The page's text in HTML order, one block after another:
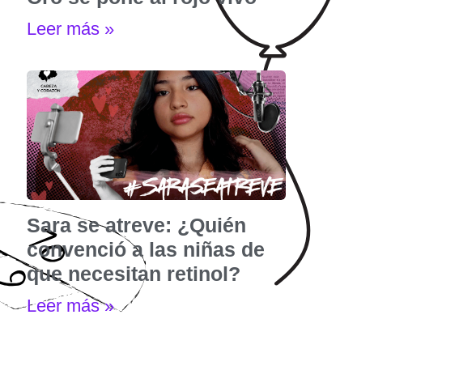
Leer más »
Sara se atreve: ¿Quién
convenció a las niñas de
que necesitan retinol?
Leer más »